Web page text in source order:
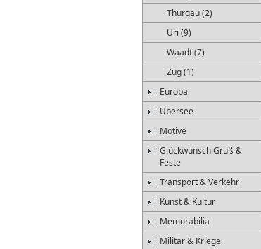
Thurgau (2)
Uri (9)
Waadt (7)
Zug (1)
Europa
Übersee
Motive
Glückwunsch Gruß &
Feste
Transport & Verkehr
Kunst & Kultur
Memorabilia
Militär & Kriege